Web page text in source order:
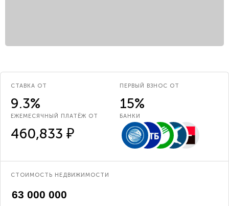
СТАВКА ОТ
9.3%
ПЕРВЫЙ ВЗНОС ОТ
15%
ЕЖЕМЕСЯЧНЫЙ ПЛАТЁЖ ОТ
460,833 ₽
БАНКИ
СТОИМОСТЬ НЕДВИЖИМОСТИ